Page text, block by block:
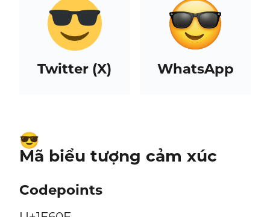
Twitter (X) WhatsApp
😎
Mã biểu tượng cảm xúc
Codepoints